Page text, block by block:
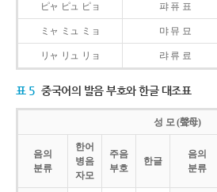
ピャ ピュ ピョ 퍄 퓨 표
ミャ ミュ ミョ 먀 뮤 묘
リャ リュ リョ 랴 류 료
표 5 중국어의 발음 부호와 한글 대조표
성 모 (聲母)
음의
분류
한어
병음
자모
주음
부호
한글
음의
분류